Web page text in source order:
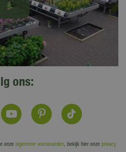
ons:
onze algemene voorwaarden, bekijk hier onze privacy